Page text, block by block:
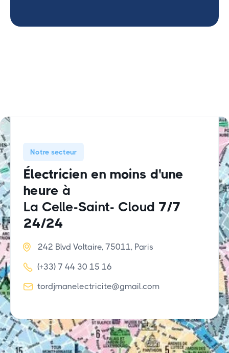
Notre secteur
Électricien en moins d'une
heure à
La Celle-Saint- Cloud 7/7
24/24
 242 Blvd Voltaire, 75011, Paris
 (+33) 7 44 30 15 16
 tordjmanelectricite@gmail.com